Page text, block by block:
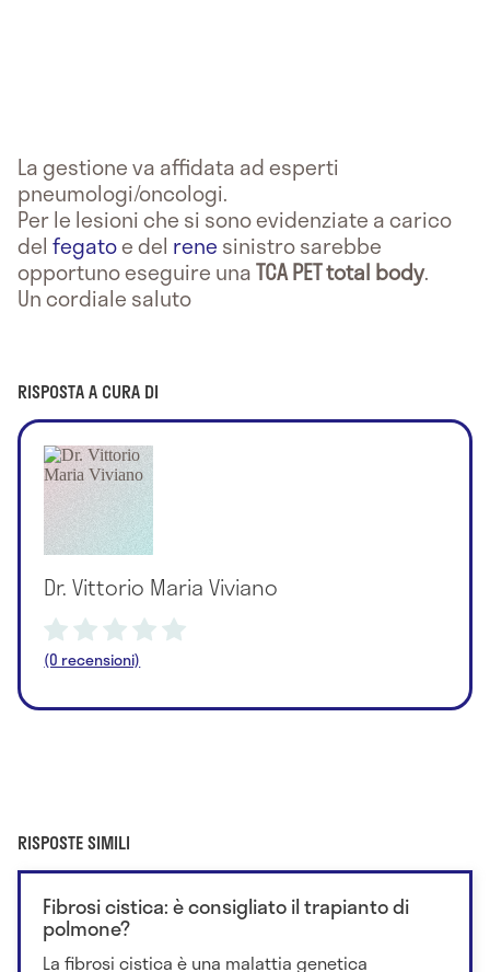
La gestione va affidata ad esperti
pneumologi/oncologi.
Per le lesioni che si sono evidenziate a carico
del fegatoe del rene sinistro sarebbe
opportuno eseguire unaTCA PET total body.
Un cordiale saluto
RISPOSTA A CURA DI
Dr. Vittorio Maria Viviano
(0 recensioni)
RISPOSTE SIMILI
Fibrosi cistica: è consigliato il trapianto di
polmone?
La fibrosi cistica è una malattia genetica